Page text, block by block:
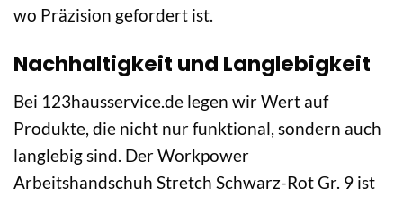
wo Präzision gefordert ist.
Nachhaltigkeit und Langlebigkeit
Bei 123hausservice.de legen wir Wert auf
Produkte, die nicht nur funktional, sondern auch
langlebig sind. Der Workpower
Arbeitshandschuh Stretch Schwarz-Rot Gr. 9 ist